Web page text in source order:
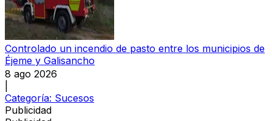
Controlado un incendio de pasto entre los municipios de
Éjeme y Galisancho
8 ago 2026
Categoría: Sucesos
Publicidad